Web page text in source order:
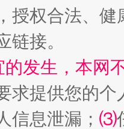
期 从幼
授权合法、
链接。
的发生，本网
求提供您的个
信息泄漏； ⑶